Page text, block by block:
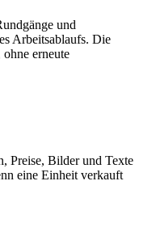
und
Arbeitsablaufs. Die
ohne erneute
Preise, Bilder und Texte
eine Einheit verkauft